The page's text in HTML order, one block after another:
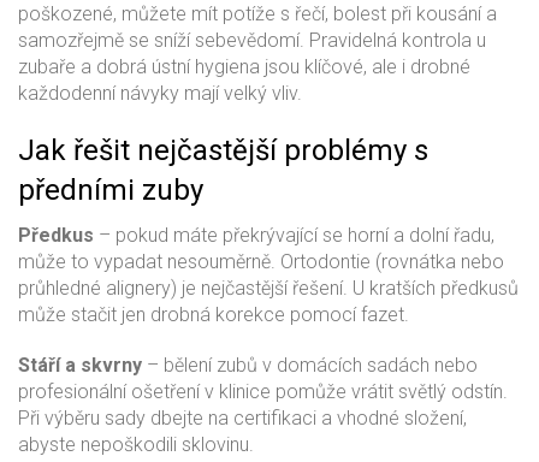
poškozené, můžete mít potíže s řečí, bolest při kousání a
samozřejmě se sníží sebevědomí. Pravidelná kontrola u
zubaře a dobrá ústní hygiena jsou klíčové, ale i drobné
každodenní návyky mají velký vliv.
Jak řešit nejčastější problémy s
předními zuby
Předkus – pokud máte překrývající se horní a dolní řadu,
může to vypadat nesouměrně. Ortodontie (rovnátka nebo
průhledné alignery) je nejčastější řešení. U kratších předkusů
může stačit jen drobná korekce pomocí fazet.
Stáří a skvrny – bělení zubů v domácích sadách nebo
profesionální ošetření v klinice pomůže vrátit světlý odstín.
Při výběru sady dbejte na certifikaci a vhodné složení,
abyste nepoškodili sklovinu.